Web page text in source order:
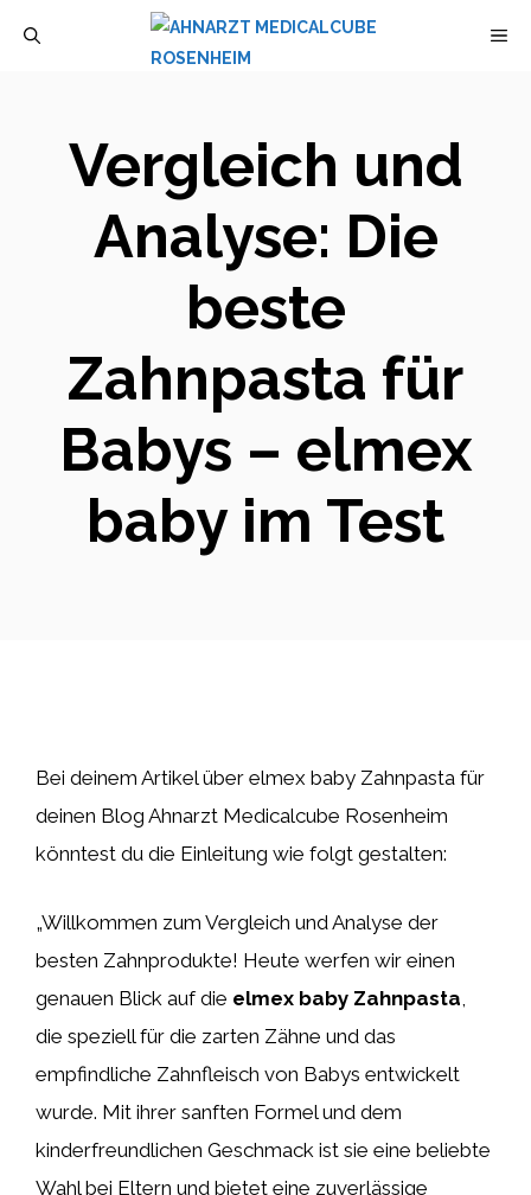
Vergleich und
Analyse: Die
beste
Zahnpasta für
Babys – elmex
baby im Test
Bei deinem Artikel über elmex baby Zahnpasta für
deinen Blog Ahnarzt Medicalcube Rosenheim
könntest du die Einleitung wie folgt gestalten:
„Willkommen zum Vergleich und Analyse der
besten Zahnprodukte! Heute werfen wir einen
genauen Blick auf die elmex baby Zahnpasta
die speziell für die zarten Zähne und das
empfindliche Zahnfleisch von Babys entwickelt
wurde. Mit ihrer sanften Formel und dem
kinderfreundlichen Geschmack ist sie eine beliebte
Wahl bei Eltern und bietet eine zuverlässige